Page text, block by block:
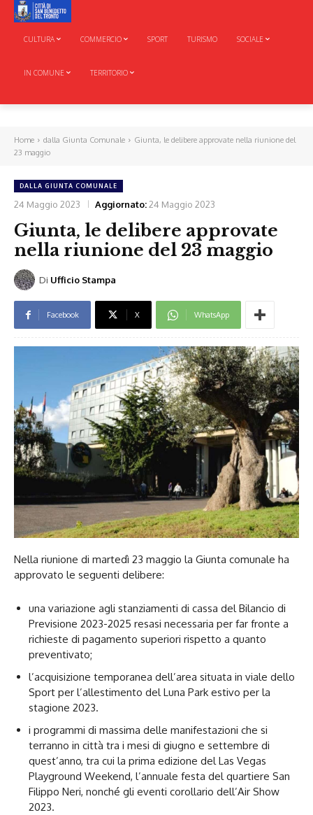
CULTURA COMMERCIO SPORT TURISMO SOCIALE
IN COMUNE TERRITORIO
Home dalla Giunta Comunale
Giunta, le delibere approvate nella riunione del
23 maggio
DALLA GIUNTA COMUNALE
24 Maggio 2023 Aggiornato: 24 Maggio 2023
Giunta, le delibere approvate
nella riunione del 23 maggio
Di Ufficio Stampa
Facebook X WhatsApp
Nella riunione di martedì 23 maggio la Giunta comunale ha
approvato le seguenti delibere:
una variazione agli stanziamenti di cassa del Bilancio di
Previsione 2023-2025 resasi necessaria per far fronte a
richieste di pagamento superiori rispetto a quanto
preventivato;
l’acquisizione temporanea dell’area situata in viale dello
Sport per l’allestimento del Luna Park estivo per la
stagione 2023.
i programmi di massima delle manifestazioni che si
terranno in città tra i mesi di giugno e settembre di
quest’anno, tra cui la prima edizione del Las Vegas
Playground Weekend, l’annuale festa del quartiere San
Filippo Neri, nonché gli eventi corollario dell’Air Show
2023.